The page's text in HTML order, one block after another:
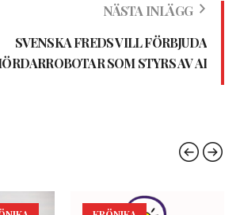
NÄSTA INLÄGG
SVENSKA FREDS VILL FÖRBJUDA
SOM STYRS AV AI